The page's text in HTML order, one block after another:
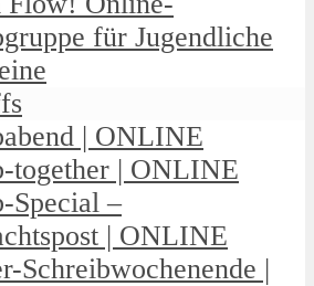
für Jugendliche
| ONLINE
together | ONLINE
Special –
| ONLINE
Schreibwochenende |